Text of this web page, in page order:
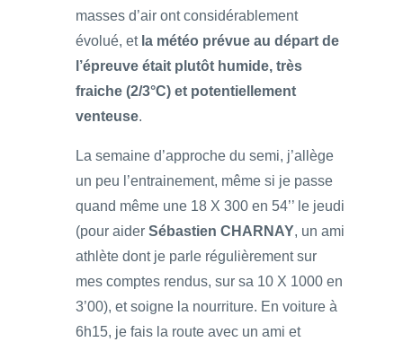
masses d’air ont considérablement
évolué, et la météo prévue au départ de
l’épreuve était plutôt humide, très
fraiche (2/3°C) et potentiellement
venteuse.
La semaine d’approche du semi, j’allège
un peu l’entrainement, même si je passe
quand même une 18 X 300 en 54’’ le jeudi
(pour aider Sébastien CHARNAY, un ami
athlète dont je parle régulièrement sur
mes comptes rendus, sur sa 10 X 1000 en
3’00), et soigne la nourriture. En voiture à
6h15, je fais la route avec un ami et